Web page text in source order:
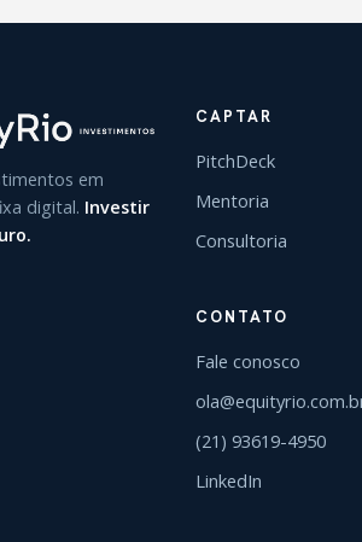
em
digital. Investir
CAPTAR
PitchDeck
Mentoria
Consultoria
CONTATO
Fale conosco
(21) 93619-4950
LinkedIn